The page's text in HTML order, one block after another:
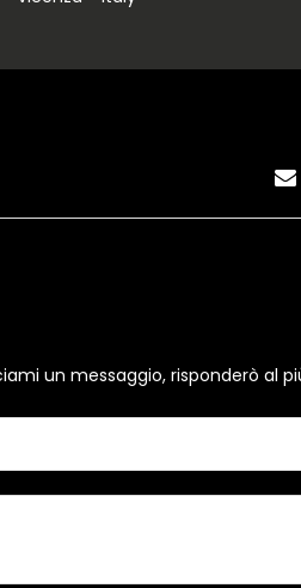
un messaggio, risponderò al